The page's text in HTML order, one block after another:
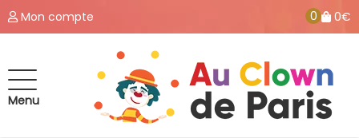
Mon compte 0 0€
Menu